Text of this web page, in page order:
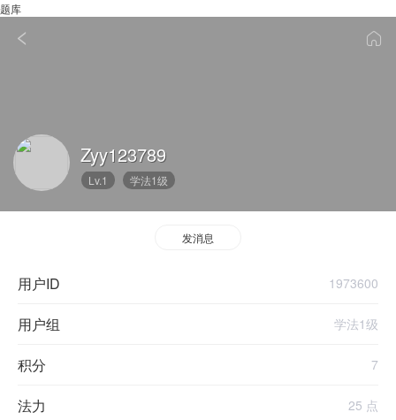
题库
Zyy123789
Lv.1 学法1级
发消息
用户ID 1973600
用户组 学法1级
积分 7
法力 25 点